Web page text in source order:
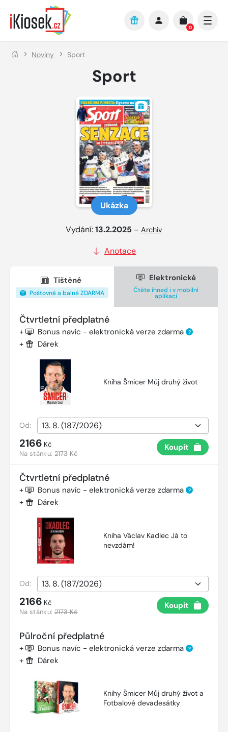
Přejít na hlavní obsah
0
Noviny Sport
Sport
Ukázka
Vydání:13.2.2025 – Archiv
Anotace
Tištěné
Poštovné a balné ZDARMA
Elektronické
Čtěte ihned i v mobilní
aplikaci
Čtvrtletní předplatné
+ Bonus navíc - elektronická verze zdarma ?
+ Dárek
Kniha Šmicer Můj druhý život
Od:
2166 Kč
Na stánku:2173 Kč
Koupit
Čtvrtletní předplatné
+ Bonus navíc - elektronická verze zdarma ?
+ Dárek
Kniha Václav Kadlec Já to
nevzdám!
Od:
2166 Kč
Na stánku:2173 Kč
Koupit
Půlroční předplatné
+ Bonus navíc - elektronická verze zdarma ?
+ Dárek
Knihy Šmicer Můj druhý život a
Fotbalové devadesátky